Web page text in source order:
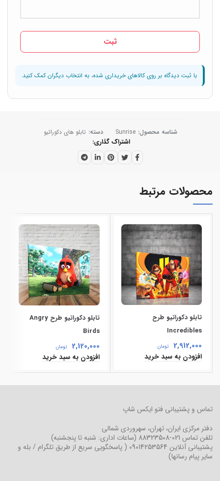
شناسه محصول: Sunrise دسته: تابلو های دکوراتیو
اشتراک گذاری
محصولات مرتبط
تابلو دکوراتیو طرح
Incredibles
2,912,000 تومان
افزودن به سبد خرید
تابلو دکوراتیو طرح Angry
Birds
2,120,000 تومان
افزودن به سبد خرید
تماس و پشتیبانی فتو ایکس شاپ
دفتر مرکزی ایران، تهران، سهروردی شمالی
تلفن تماس 021-88323508
(ساعات اداری: شنبه تا پنجشنبه)
پشتیبانی آنلاین 09014253564 ( پاسخگویی سریع از طریق تلگرام / بله و
سایر پیام رسانها)